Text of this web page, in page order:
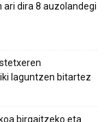
dira 8 auzolandegi
laguntzen bitartez
birgaitzeko eta